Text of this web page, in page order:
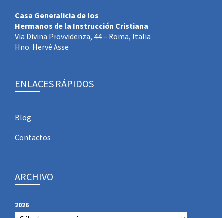
Casa Generalicia de los
Hermanos de la Instrucción Cristiana
Via Divina Provvidenza, 44 – Roma, Italia
Hno. Hervé Asse
ENLACES RÁPIDOS
Blog
Contactos
ARCHIVO
2026